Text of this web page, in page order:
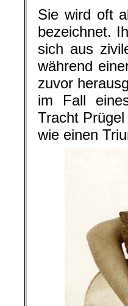
Sie wird oft
bezeichnet.
sich aus
während
zuvor
im Fall
Tracht
wie einen